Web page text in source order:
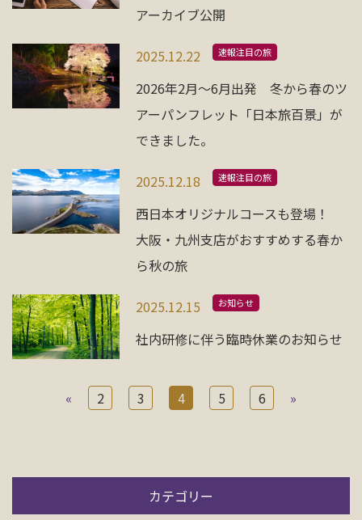
アーカイブ公開
2025.12.22 速報注目の旅
2026年2月〜6月出発 冬から春のツ
アーパンフレット「日本旅百景」が
できました。
2025.12.18 速報注目の旅
西日本オリジナルコースも登場！
大阪・九州支店がおすすめする春か
ら秋の旅
2025.12.15 お知らせ
社内研修に伴う臨時休業のお知らせ
« 2 3 4 5 6 »
カテゴリー